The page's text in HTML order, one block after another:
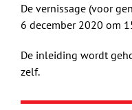
De vernissage (voor
6 december 2020 om
De inleiding wordt
zelf.